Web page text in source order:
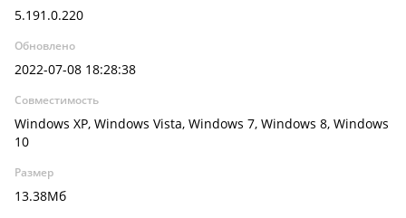
5.191.0.220
Обновлено
2022-07-08 18:28:38
Совместимость
Windows XP, Windows Vista, Windows 7, Windows 8, Windows
10
Размер
13.38Мб